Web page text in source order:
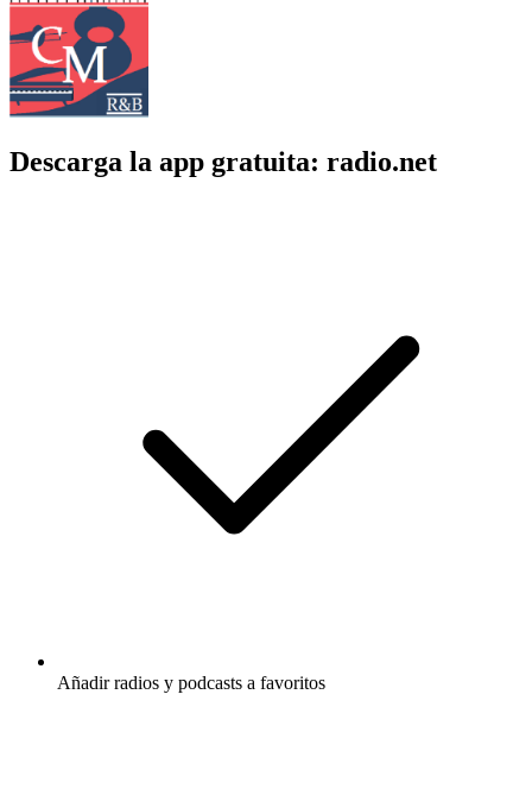
Descarga la app gratuita: radio.net
Añadir radios y podcasts a favoritos